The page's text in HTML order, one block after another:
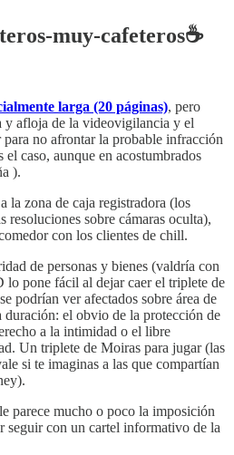
muy-cafeteros☕️
larga (20 páginas), pero
y afloja de la videovigilancia y el
no afrontar la probable infracción
caso, aunque en acostumbrados
).
la zona de caja registradora (los
resoluciones sobre cámaras oculta),
con los clientes de chill.
de personas y bienes (valdría con
lo pone fácil al dejar caer el triplete de
podrían ver afectados sobre área de
duración: el obvio de la protección de
a la intimidad o el libre
Un triplete de Moiras para jugar (las
si te imaginas a las que compartían
parece mucho o poco la imposición
seguir con un cartel informativo de la